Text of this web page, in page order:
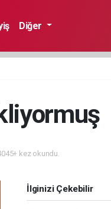
Diğer
kez okundu.
İlginizi Çekebilir